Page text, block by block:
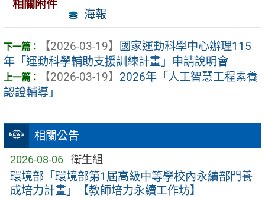
相關公告
2026-08-06 衛生組
環境部「環境部第1屆高級中等學校內永續部門養
成培力計畫」【教師培力永續工作坊】
相關附件
海報
【2026-03-19】
國家運動科學中心辦理115
年「運動科學輔助支援訓練計畫」申請說明會
【2026-03-19】 2026年「人工智慧工程素養
認證輔導」